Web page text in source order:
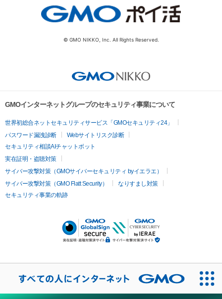
© GMO NIKKO, Inc. All Rights Reserved.
GMOインターネットグループのセキュリティ事業について
世界初総合ネットセキュリティサービス「GMOセキュリティ24」
パスワード漏洩診断
Webサイトリスク診断
セキュリティ相談AIチャットボット
実在証明・盗聴対策
サイバー攻撃対策（GMOサイバーセキュリティ byイエラエ）
サイバー攻撃対策（GMO Flatt Security）
なりすまし対策
セキュリティ事業の軌跡